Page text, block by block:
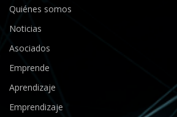
Quiénes somos
Noticias
Asociados
Emprende
Aprendizaje
Emprendizaje